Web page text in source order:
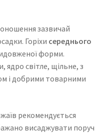
зазвичай
Горіхи середнього
форми.
світле, щільне, з
і добрими товарними
рекомендується
висаджувати поруч